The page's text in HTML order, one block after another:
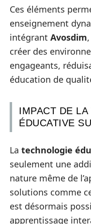
Ces éléments
enseignement
intégrant Avosdim
créer des
engageants,
éducation de
IMPACT DE
ÉDUCATIVE
La technologie
seulement une
nature même de
solutions comme
est désormais
apprentissage